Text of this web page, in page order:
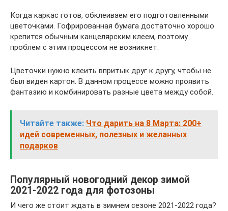
Когда каркас готов, обклеиваем его подготовленными
цветочками. Гофрированная бумага достаточно хорошо
крепится обычным канцелярским клеем, поэтому
проблем с этим процессом не возникнет.
Цветочки нужно клеить впритык друг к другу, чтобы не
был виден картон. В данном процессе можно проявить
фантазию и комбинировать разные цвета между собой.
Читайте также: Что дарить на 8 Марта: 200+
идей современных, полезных и желанных
подарков
Популярный новогодний декор зимой
2021-2022 года для фотозоны
И чего же стоит ждать в зимнем сезоне 2021-2022 года?